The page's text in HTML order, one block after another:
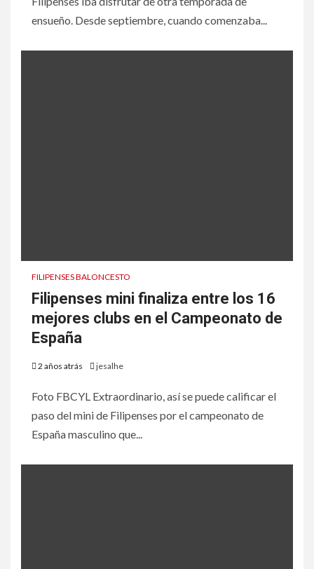
ensueño. Desde septiembre, cuando comenzaba...
FILIPENSES BALONCESTO
Filipenses mini finaliza entre los 16
mejores clubs en el Campeonato de
España
2 años atrás jesalhe
Foto FBCYL Extraordinario, así se puede calificar el
paso del mini de Filipenses por el campeonato de
España masculino que...